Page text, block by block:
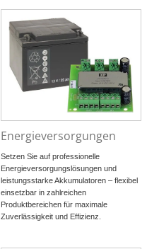
Energieversorgungen
Setzen Sie auf professionelle
Energieversorgungslösungen und
leistungsstarke Akkumulatoren – flexibel
einsetzbar in zahlreichen
Produktbereichen für maximale
Zuverlässigkeit und Effizienz.